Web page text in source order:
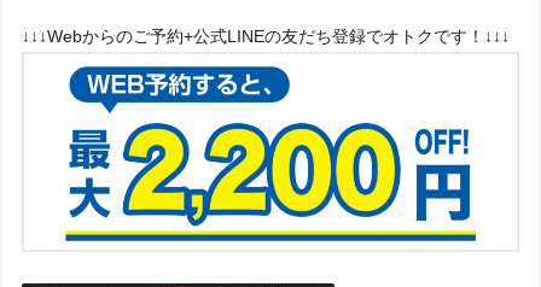
↓↓↓Webからのご予約+公式LINEの友だち登録でオトクです！↓↓↓